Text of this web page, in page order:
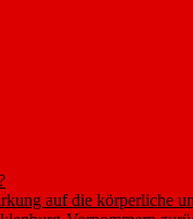
auf die körperliche